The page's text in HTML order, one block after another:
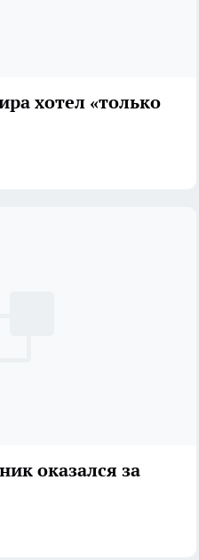
хотел «только
оказался за